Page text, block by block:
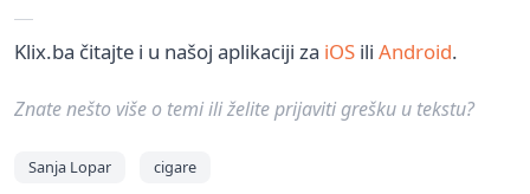
Klix.ba čitajte i u našoj aplikaciji za iOS ili Android.
Znate nešto više o temi ili želite prijaviti grešku u tekstu?
Sanja Lopar cigare